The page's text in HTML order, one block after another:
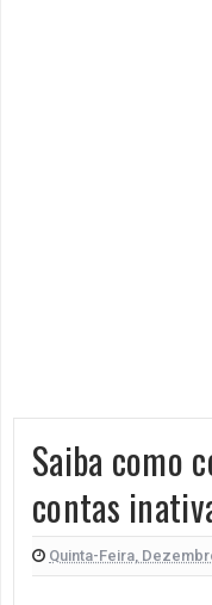
Saiba como
contas
Quinta-Feira,